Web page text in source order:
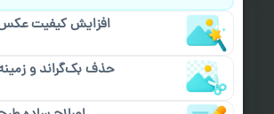
افزایش کیفیت
حذف بک‌گراند و